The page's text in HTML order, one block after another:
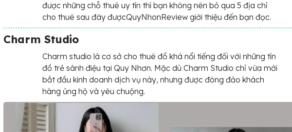
được những chỗ thuê uy tín thì bạn không nên bỏ qua 5 địa chỉ
cho thuê sau đây đượcQuyNhonReview giới thiệu đến bạn đọc.
Charm Studio
Charm studio là cơ sở cho thuê đồ khá nổi tiếng đối với những tín
đồ trẻ sành điệu tại Quy Nhơn. Mặc dù Charm Studio chỉ vừa mới
bắt đầu kinh doanh dịch vụ này, nhưng được đông đảo khách
hàng ủng hộ và yêu chuộng.